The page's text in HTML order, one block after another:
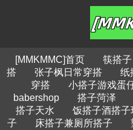
[MMKMMC]首页 筷搭子
搭
张子枫日常穿搭 纸
穿搭
小搭子游戏蛋
babershop
搭子菏泽
搭子天水
饭搭子酒搭子
子
床搭子兼厕所搭子